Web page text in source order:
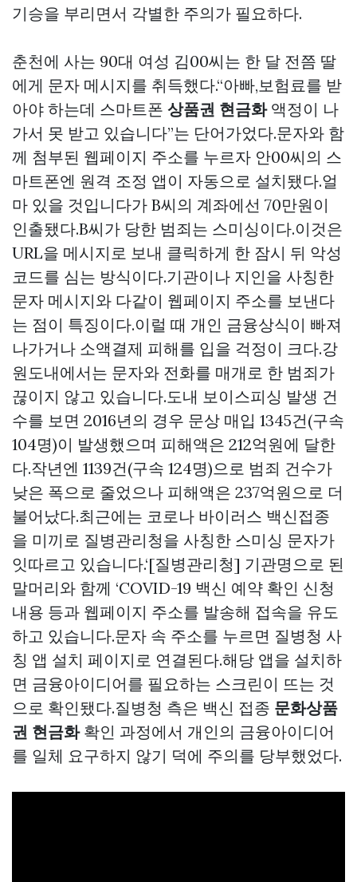
기승을 부리면서 각별한 주의가 필요하다.
춘천에 사는 90대 여성 김00씨는 한 달 전쯤 딸
에게 문자 메시지를 취득했다.“아빠,보험료를 받
아야 하는데 스마트폰 상품권 현금화액정이 나
가서 못 받고 있습니다”는 단어가었다.문자와 함
께 첨부된 웹페이지 주소를 누르자 안00씨의 스
마트폰엔 원격 조정 앱이 자동으로 설치됐다.얼
마 있을 것입니다가 B씨의 계좌에선 70만원이
인출됐다.B씨가 당한 범죄는 스미싱이다.이것은
URL을 메시지로 보내 클릭하게 한 잠시 뒤 악성
코드를 심는 방식이다.기관이나 지인을 사칭한
문자 메시지와 다같이 웹페이지 주소를 보낸다
는 점이 특징이다.이럴 때 개인 금융상식이 빠져
나가거나 소액결제 피해를 입을 걱정이 크다.강
원도내에서는 문자와 전화를 매개로 한 범죄가
끊이지 않고 있습니다.도내 보이스피싱 발생 건
수를 보면 2016년의 경우 문상 매입 1345건(구속
104명)이 발생했으며 피해액은 212억원에 달한
다.작년엔 1139건(구속 124명)으로 범죄 건수가
낮은 폭으로 줄었으나 피해액은 237억원으로 더
불어났다.최근에는 코로나 바이러스 백신접종
을 미끼로 질병관리청을 사칭한 스미싱 문자가
잇따르고 있습니다.‘[질병관리청] 기관명으로 된
말머리와 함께 ‘COVID-19 백신 예약 확인 신청
내용 등과 웹페이지 주소를 발송해 접속을 유도
하고 있습니다.문자 속 주소를 누르면 질병청 사
칭 앱 설치 페이지로 연결된다.해당 앱을 설치하
면 금융아이디어를 필요하는 스크린이 뜨는 것
으로 확인됐다.질병청 측은 백신 접종 문화상품
권 현금화확인 과정에서 개인의 금융아이디어
를 일체 요구하지 않기 덕에 주의를 당부했었다.